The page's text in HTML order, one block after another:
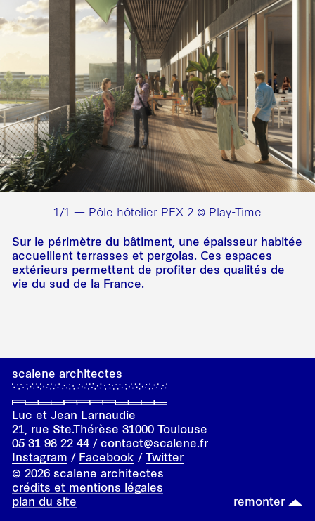
1/1 — Pôle hôtelier PEX 2 © Play-Time
Sur le périmètre du bâtiment, une épaisseur habitée
accueillent terrasses et pergolas. Ces espaces
extérieurs permettent de profiter des qualités de
vie du sud de la France.
scalene architectes
Luc et Jean Larnaudie
21, rue Ste.Thérèse 31000 Toulouse
05 31 98 22 44 / contact@scalene.fr
Instagram / Facebook / Twitter
© 2026 scalene architectes
crédits et mentions légales
plan du site
remonter